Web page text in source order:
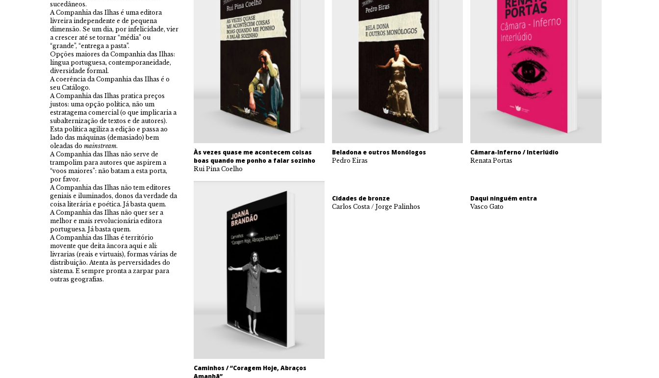
Às vezes quase me acontecem coisas
boas quando me ponho a falar sozinho
Rui Pina Coelho
Beladona e outros Monólogos
Pedro Eiras
Câmara-Inferno / Interlúdio
Renata Portas
Caminhos / “Coragem Hoje, Abraços
Amanhã”
Cidades de bronze
Carlos Costa / Jorge Palinhos
Daqui ninguém entra
Vasco Gato
sucedâneos.
A Companhia das Ilhas é uma editora
livreira independente e de pequena
dimensão. Se um dia, por infelicidade, vier
a crescer até se tornar “média” ou
“grande”, “entrega a pasta”.
Opções maiores da Companhia das Ilhas:
língua portuguesa, contemporaneidade,
diversidade formal.
A coerência da Companhia das Ilhas é o
seu Catálogo.
A Companhia das Ilhas pratica preços
justos: uma opção política, não um
estratagema comercial (o que implicaria a
subalternização de textos e de autores).
Esta política agiliza a edição e passa ao
lado das máquinas (demasiado) bem
oleadas do mainstream.
A Companhia das Ilhas não serve de
trampolim para autores que aspirem a
“voos maiores”: não batam a esta porta,
por favor.
A Companhia das Ilhas não tem editores
geniais e iluminados, donos da verdade da
coisa literária e poética. Já basta quem.
A Companhia das Ilhas não quer ser a
melhor e mais revolucionária editora
portuguesa. Já basta quem.
A Companhia das Ilhas é território
movente que deita âncora aqui e ali:
livrarias (reais e virtuais), formas várias de
distribuição. Atenta às perversidades do
sistema. E sempre pronta a zarpar para
outras geografias.